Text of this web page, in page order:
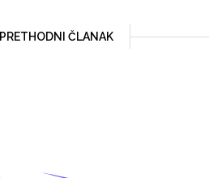
PRETHODNI ČLANAK